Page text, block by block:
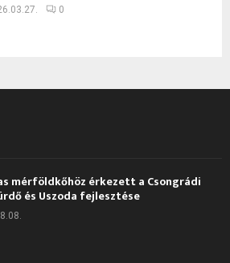
0
mérföldkőhöz érkezett a Csongrádi
és Uszoda fejlesztése